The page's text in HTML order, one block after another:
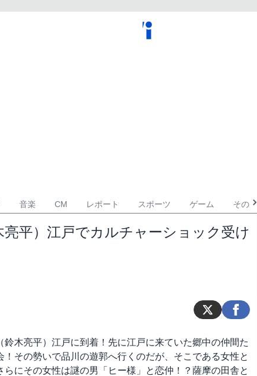
音楽 CM レポート スポーツ ゲーム その他
平）江戸でカルチャーショック受け
鈴木亮平）江戸に到着！先に江戸に来ていた郷中の仲間た
！その勢いで品川の遊郭へ行くのだが、そこである女性と
らにその女性は謎の男「ヒー様」と恋仲！？薩摩の田舎と